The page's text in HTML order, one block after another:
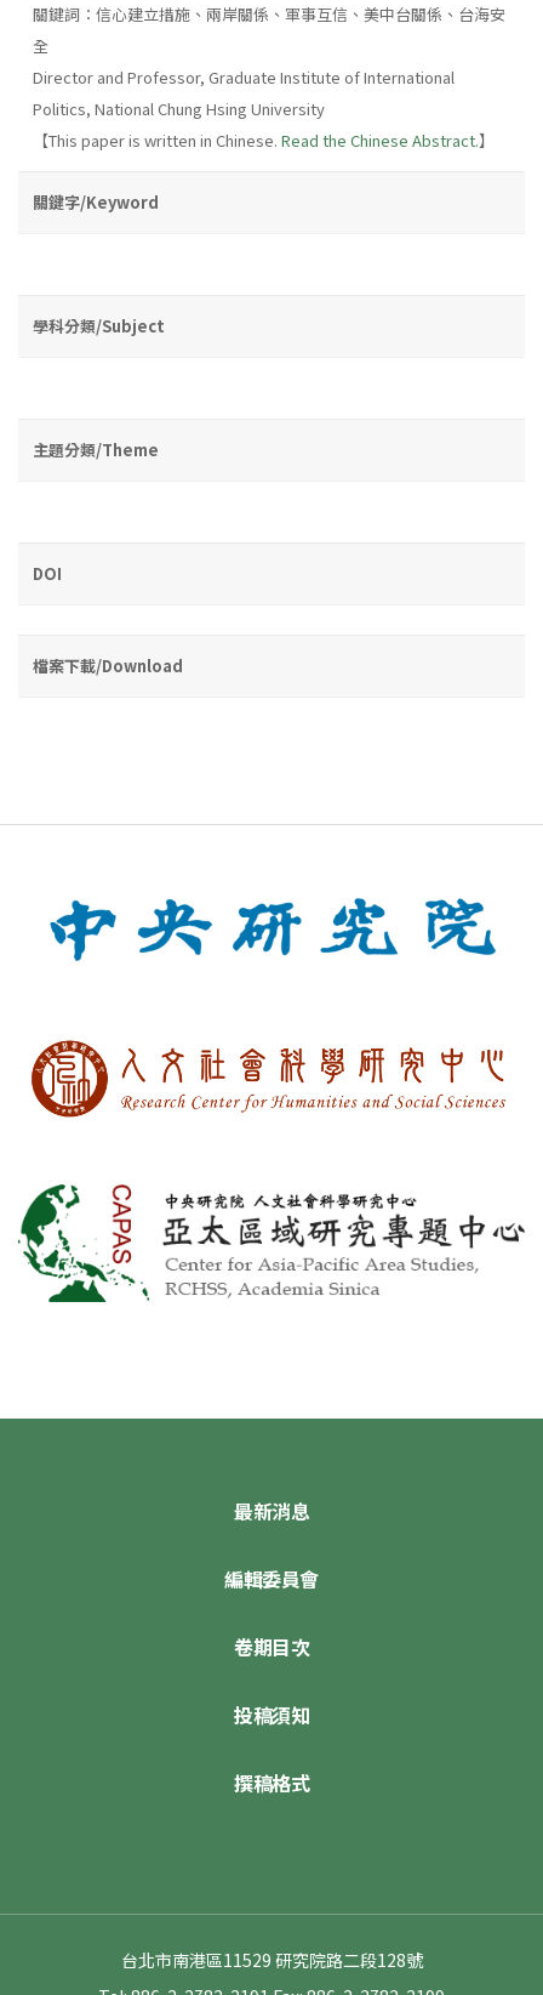
關鍵詞：信心建立措施、兩岸關係、軍事互信、美中台關係、台海安
全
Director and Professor, Graduate Institute of International
Politics, National Chung Hsing University
【This paper is written in Chinese. Read the Chinese Abstract.】
關鍵字/Keyword
學科分類/Subject
主題分類/Theme
DOI
檔案下載/Download
最新消息
編輯委員會
卷期目次
投稿須知
撰稿格式
台北市南港區11529 研究院路二段128號